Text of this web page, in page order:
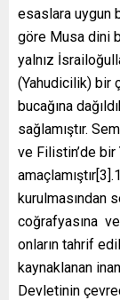
esaslara uygun
göre Musa dini
yalnız
(Yahudicilik) bir
bucağına
sağlamıştır.
ve Filistin’de bir
kurulmasından
coğrafyasına
onların tahrif
kaynaklanan
Devletinin